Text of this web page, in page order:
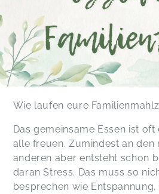
Wie laufen eure
Das gemeinsame Essen ist
alle freuen. Zumindest an den
anderen aber entsteht schon
daran Stress. Das muss so
besprechen wie